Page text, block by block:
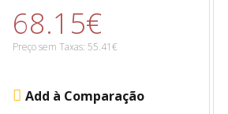
68.15€
Preço sem Taxas: 55.41€
Add à Comparação